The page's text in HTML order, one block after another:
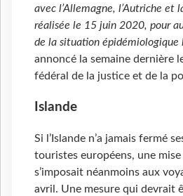
avec l’Allemagne, l’Autriche et
réalisée le 15 juin 2020, pour
de la situation épidémiologique
annoncé la semaine dernière
fédéral de la justice et de la
Islande
Si l’Islande n’a jamais fermé
touristes européens, une
s’imposait néanmoins aux
avril. Une mesure qui devrait